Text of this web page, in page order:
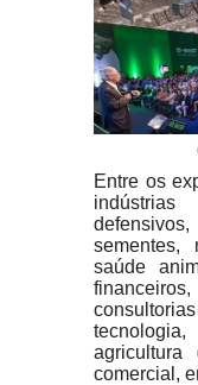
Entre os
saúde
tecnologia,
comercial,